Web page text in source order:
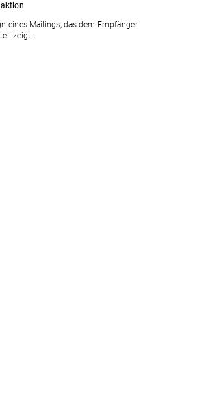
eines Mailings, das dem Empfänger
zeigt.